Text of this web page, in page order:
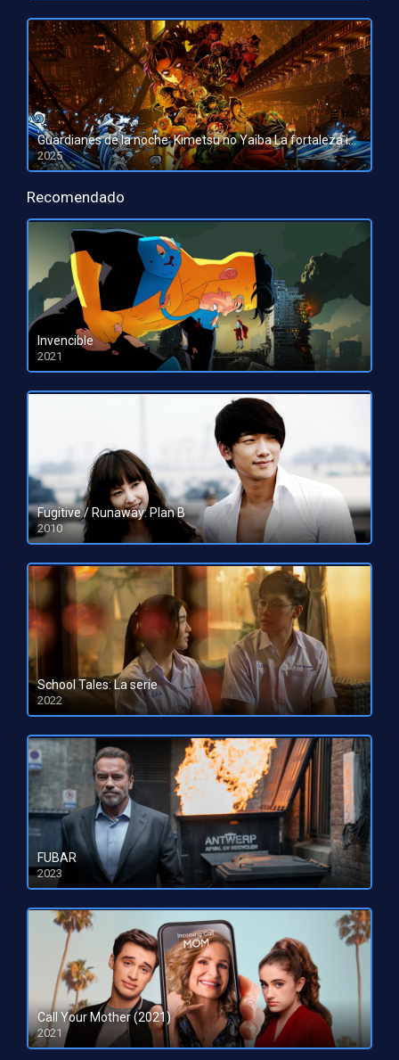
Guardianes de la noche: Kimetsu no Yaiba La fortaleza infinita
2025
HD 1080pHD 720p
Recomendado
Invencible
2021
HD 1080pHD 720p
Fugitive / Runaway: Plan B
2010
HD 1080pHD 720p
School Tales: La serie
2022
HD 1080pHD 720p
FUBAR
2023
HD 1080pHD 720p
Call Your Mother (2021)
2021